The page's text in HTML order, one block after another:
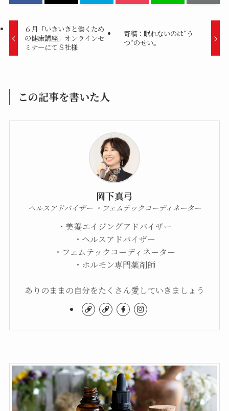
６月「いきいきと働くため
の健康講座」オンラインセ
ミナーにてＳ社様
寄稿：眠れないのは“う
つ“のせい。
この記事を書いた人
岡下真弓
ヘルスアドバイザー ・フェムテックコーディネーター
・美養エイジングアドバイザー
・ヘルスアドバイザー
・フェムテックコーディネーター
・ホルモン専門薬剤師
ありのままの自分をたくさん愛していきましょう